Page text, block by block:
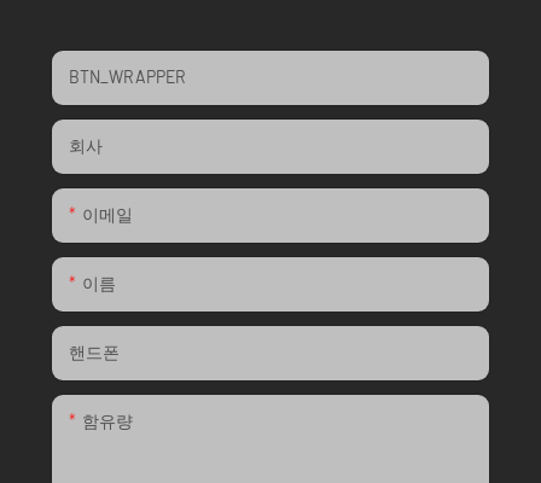
BTN_WRAPPER
회사
이메일
이름
핸드폰
함유량